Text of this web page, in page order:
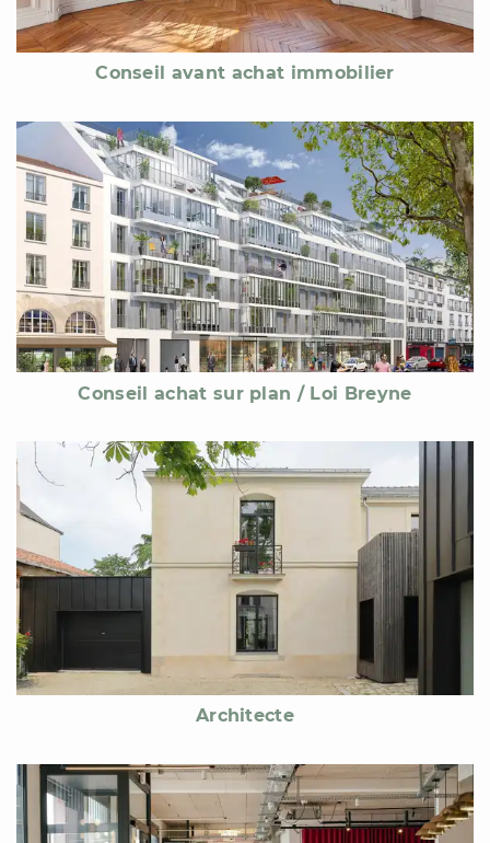
Conseil avant achat immobilier
Conseil achat sur plan / Loi Breyne
Architecte